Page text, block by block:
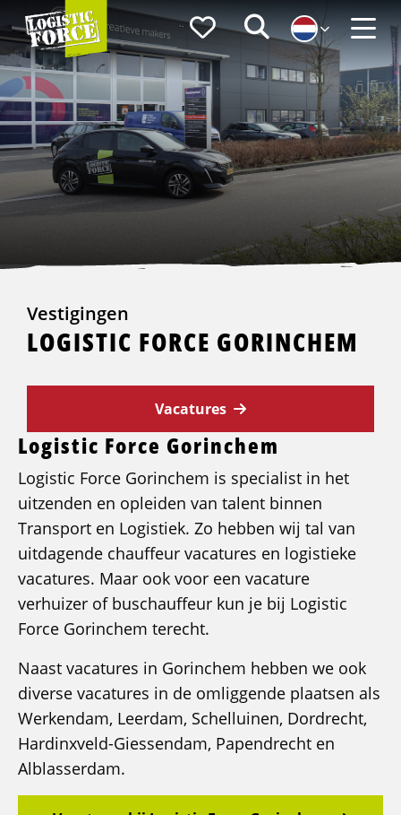
Logistic
Force
FavorietenZoeken
Menu
Vestigingen
LOGISTIC FORCE GORINCHEM
Vacatures
Logistic Force Gorinchem
Logistic Force Gorinchem is specialist in het
uitzenden en opleiden van talent binnen
Transport en Logistiek. Zo hebben wij tal van
uitdagende chauffeur vacatures en logistieke
vacatures. Maar ook voor een vacature
verhuizer of buschauffeur kun je bij Logistic
Force Gorinchem terecht.
Naast vacatures in Gorinchem hebben we ook
diverse vacatures in de omliggende plaatsen als
Werkendam, Leerdam, Schelluinen, Dordrecht,
Hardinxveld-Giessendam, Papendrecht en
Alblasserdam.